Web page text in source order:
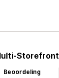
Beoordeling